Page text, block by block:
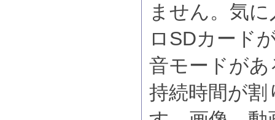
ません。気
ロSDカード
音モードが
持続時間が